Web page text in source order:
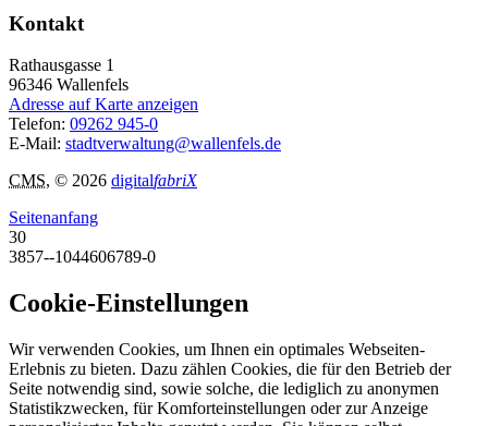
Kontakt
Rathausgasse 1
96346 Wallenfels
Adresse auf Karte anzeigen
Telefon: 09262 945-0
E-Mail: stadtverwaltung@wallenfels.de
CMS, © 2026 digitalfabriX
Seitenanfang
30
3857--1044606789-0
Cookie-Einstellungen
Wir verwenden Cookies, um Ihnen ein optimales Webseiten-
Erlebnis zu bieten. Dazu zählen Cookies, die für den Betrieb der
Seite notwendig sind, sowie solche, die lediglich zu anonymen
Statistikzwecken, für Komforteinstellungen oder zur Anzeige